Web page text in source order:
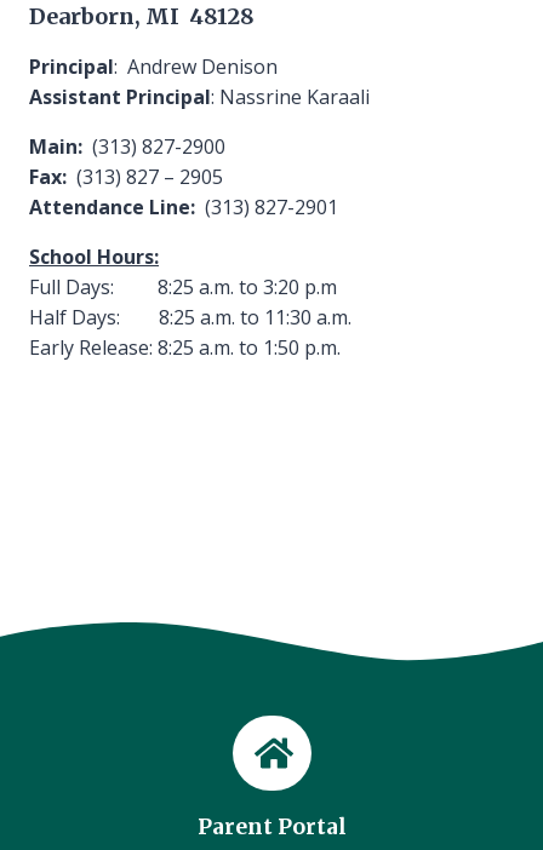
Dearborn, MI 48128
Principal: Andrew Denison
Assistant Principal: Nassrine Karaali
Main: (313) 827-2900
Fax: (313) 827 – 2905
Attendance Line: (313) 827-2901
School Hours:
Full Days: 8:25 a.m. to 3:20 p.m
Half Days: 8:25 a.m. to 11:30 a.m.
Early Release: 8:25 a.m. to 1:50 p.m.
Parent Portal